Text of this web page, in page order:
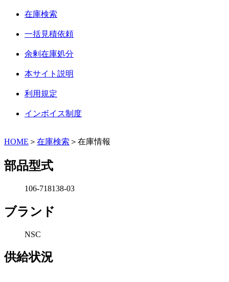
在庫検索
一括見積依頼
余剰在庫処分
本サイト説明
利用規定
インボイス制度
HOME ＞ 在庫検索 ＞在庫情報
部品型式
106-718138-03
ブランド
NSC
供給状況